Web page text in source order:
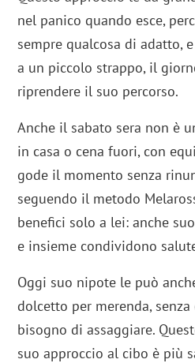
nel panico quando esce,
sempre qualcosa di adatto,
a un piccolo strappo, il
riprendere il suo percorso.
Anche il sabato sera non è
in casa o cena fuori, con
gode il momento senza
seguendo il metodo
benefici solo a lei: anche
e insieme condividono
Oggi suo nipote le può
dolcetto per merenda,
bisogno di assaggiare.
suo approccio al cibo è più